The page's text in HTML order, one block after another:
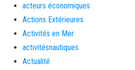
acteurs économiques
Actions Extérieures
Activités en Mer
activitésnautiques
Actualité